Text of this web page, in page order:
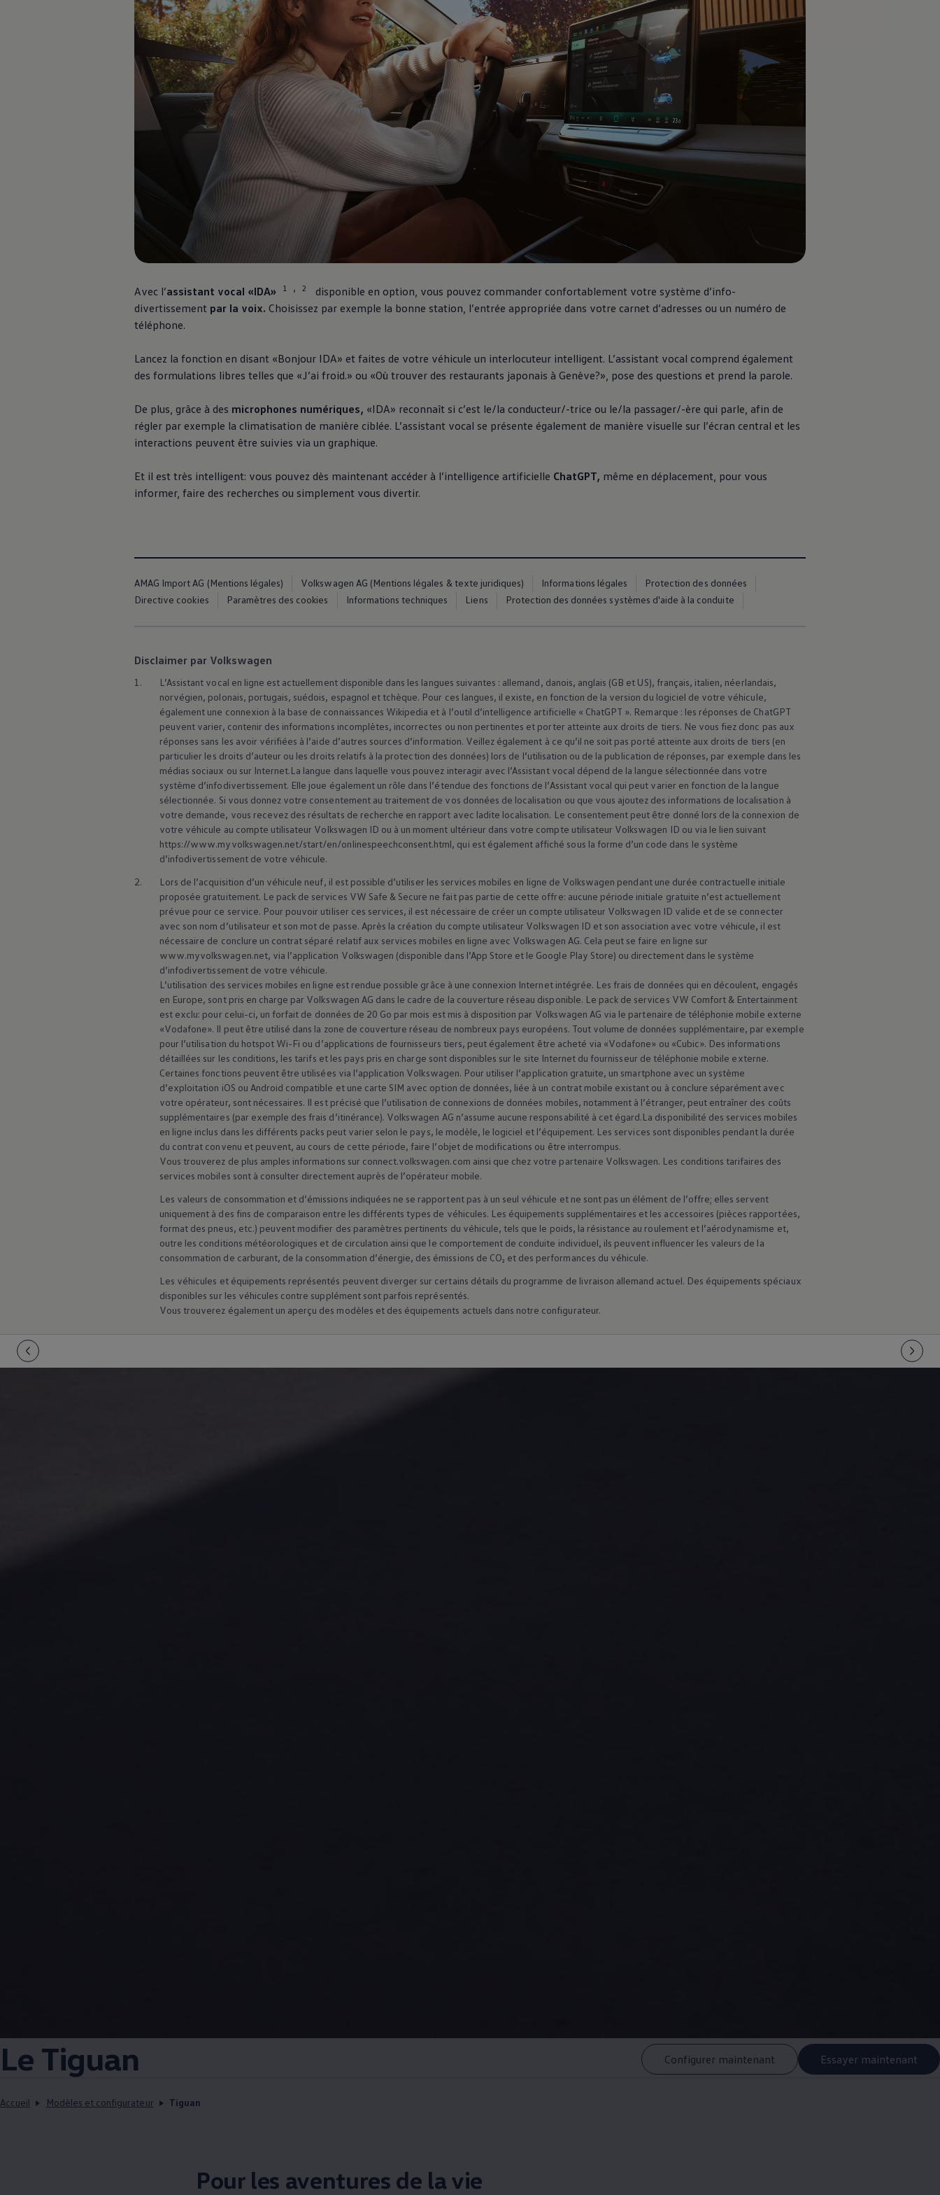
Recyclage: récupération de matières premières
ID. Affichage tête haute
Pompe à chaleur Volkswagen
Campagnes de rappel
Entretien et pièces
Accessoires et style de vie
Assistance dépannage et accident
Clever Repair / Totalrepair
Trouver des services pour votre modèle
Applications Volkswagen, connexion et boutique
Connecter un téléphone mobile au véhicule
Mises à jour pour les logiciels, les cartes et la radio
Arrêt du réseau téléphonie mobile 2G/3G
Magazine Volkswagen
Blog Volkswagen
Le Tiguan Configurer maintenant Essayer maintenant
Accueil Modèles et configurateur Tiguan
Pour les aventures de la vie
Avec l’assistant vocal «IDA» 1 , 2
disponible en option, vous pouvez commander confortablement votre système d’info-
divertissement par la voix. Choisissez par exemple la bonne station, l’entrée appropriée dans votre carnet d’adresses ou un numéro de
téléphone.
Lancez la fonction en disant «Bonjour IDA» et faites de votre véhicule un interlocuteur intelligent. L’assistant vocal comprend également
des formulations libres telles que «J’ai froid.» ou «Où trouver des restaurants japonais à Genève?», pose des questions et prend la parole.
De plus, grâce à des microphones numériques, «IDA» reconnaît si c’est le/la conducteur/-trice ou le/la passager/-ère qui parle, afin de
régler par exemple la climatisation de manière ciblée. L’assistant vocal se présente également de manière visuelle sur l’écran central et les
interactions peuvent être suivies via un graphique.
Et il est très intelligent: vous pouvez dès maintenant accéder à l’intelligence artificielle ChatGPT, même en déplacement, pour vous
informer, faire des recherches ou simplement vous divertir.
AMAG Import AG (Mentions légales) Volkswagen AG (Mentions légales & texte juridiques) Informations légales
Protection des données
Directive cookies
Paramètres des cookies Informations techniques Liens Protection des données systèmes d'aide à la conduite
Disclaimer par Volkswagen
1.
L’Assistant vocal en ligne est actuellement disponible dans les langues suivantes : allemand, danois, anglais (GB et US), français, italien, néerlandais,
norvégien, polonais, portugais, suédois, espagnol et tchèque. Pour ces langues, il existe, en fonction de la version du logiciel de votre véhicule,
également une connexion à la base de connaissances Wikipedia et à l’outil d’intelligence artificielle « ChatGPT ». Remarque : les réponses de ChatGPT
peuvent varier, contenir des informations incomplètes, incorrectes ou non pertinentes et porter atteinte aux droits de tiers. Ne vous fiez donc pas aux
réponses sans les avoir vérifiées à l’aide d’autres sources d’information. Veillez également à ce qu’il ne soit pas porté atteinte aux droits de tiers (en
particulier les droits d’auteur ou les droits relatifs à la protection des données) lors de l’utilisation ou de la publication de réponses, par exemple dans les
médias sociaux ou sur Internet.La langue dans laquelle vous pouvez interagir avec l’Assistant vocal dépend de la langue sélectionnée dans votre
système d’infodivertissement. Elle joue également un rôle dans l’étendue des fonctions de l’Assistant vocal qui peut varier en fonction de la langue
sélectionnée. Si vous donnez votre consentement au traitement de vos données de localisation ou que vous ajoutez des informations de localisation à
votre demande, vous recevez des résultats de recherche en rapport avec ladite localisation. Le consentement peut être donné lors de la connexion de
votre véhicule au compte utilisateur Volkswagen ID ou à un moment ultérieur dans votre compte utilisateur Volkswagen ID ou via le lien suivant
https://www.myvolkswagen.net/start/en/onlinespeechconsent.html, qui est également affiché sous la forme d’un code dans le système
d’infodivertissement de votre véhicule.
2.
Lors de l’acquisition d’un véhicule neuf, il est possible d’utiliser les services mobiles en ligne de Volkswagen pendant une durée contractuelle initiale
proposée gratuitement. Le pack de services VW Safe & Secure ne fait pas partie de cette offre: aucune période initiale gratuite n’est actuellement
prévue pour ce service. Pour pouvoir utiliser ces services, il est nécessaire de créer un compte utilisateur Volkswagen ID valide et de se connecter
avec son nom d’utilisateur et son mot de passe. Après la création du compte utilisateur Volkswagen ID et son association avec votre véhicule, il est
nécessaire de conclure un contrat séparé relatif aux services mobiles en ligne avec Volkswagen AG. Cela peut se faire en ligne sur
www.myvolkswagen.net, via l’application Volkswagen (disponible dans l’App Store et le Google Play Store) ou directement dans le système
d’infodivertissement de votre véhicule.
L’utilisation des services mobiles en ligne est rendue possible grâce à une connexion Internet intégrée. Les frais de données qui en découlent, engagés
en Europe, sont pris en charge par Volkswagen AG dans le cadre de la couverture réseau disponible. Le pack de services VW Comfort & Entertainment
est exclu: pour celui-ci, un forfait de données de 20 Go par mois est mis à disposition par Volkswagen AG via le partenaire de téléphonie mobile externe
«Vodafone». Il peut être utilisé dans la zone de couverture réseau de nombreux pays européens. Tout volume de données supplémentaire, par exemple
pour l’utilisation du hotspot Wi-Fi ou d’applications de fournisseurs tiers, peut également être acheté via «Vodafone» ou «Cubic». Des informations
détaillées sur les conditions, les tarifs et les pays pris en charge sont disponibles sur le site Internet du fournisseur de téléphonie mobile externe.
Certaines fonctions peuvent être utilisées via l’application Volkswagen. Pour utiliser l’application gratuite, un smartphone avec un système
d’exploitation iOS ou Android compatible et une carte SIM avec option de données, liée à un contrat mobile existant ou à conclure séparément avec
votre opérateur, sont nécessaires. Il est précisé que l’utilisation de connexions de données mobiles, notamment à l’étranger, peut entraîner des coûts
supplémentaires (par exemple des frais d’itinérance). Volkswagen AG n’assume aucune responsabilité à cet égard.La disponibilité des services mobiles
en ligne inclus dans les différents packs peut varier selon le pays, le modèle, le logiciel et l’équipement. Les services sont disponibles pendant la durée
du contrat convenu et peuvent, au cours de cette période, faire l’objet de modifications ou être interrompus.
Vous trouverez de plus amples informations sur connect.volkswagen.com ainsi que chez votre partenaire Volkswagen. Les conditions tarifaires des
services mobiles sont à consulter directement auprès de l’opérateur mobile.
Les valeurs de consommation et d’émissions indiquées ne se rapportent pas à un seul véhicule et ne sont pas un élément de l’offre; elles servent
uniquement à des fins de comparaison entre les différents types de véhicules. Les équipements supplémentaires et les accessoires (pièces rapportées,
format des pneus, etc.) peuvent modifier des paramètres pertinents du véhicule, tels que le poids, la résistance au roulement et l’aérodynamisme et,
outre les conditions météorologiques et de circulation ainsi que le comportement de conduite individuel, ils peuvent influencer les valeurs de la
consommation de carburant, de la consommation d’énergie, des émissions de CO₂ et des performances du véhicule.
Les véhicules et équipements représentés peuvent diverger sur certains détails du programme de livraison allemand actuel. Des équipements spéciaux
disponibles sur les véhicules contre supplément sont parfois représentés.
Vous trouverez également un aperçu des modèles et des équipements actuels dans notre configurateur.